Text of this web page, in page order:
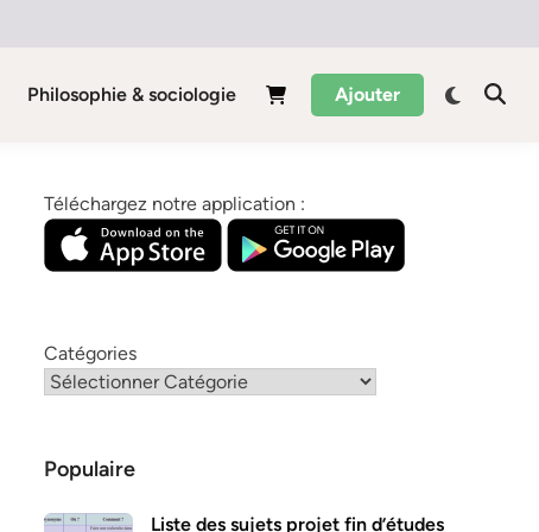
Philosophie & sociologie Ajouter
Téléchargez notre application :
Catégories
Populaire
Liste des sujets projet fin d’études